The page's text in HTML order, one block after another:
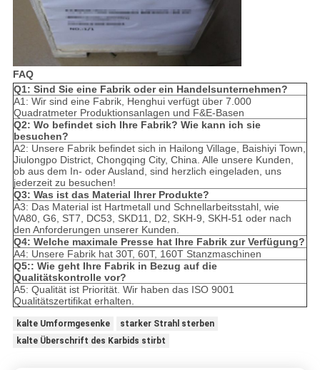
FAQ
Q1: Sind Sie eine Fabrik oder ein Handelsunternehmen?
A1: Wir sind eine Fabrik, Henghui verfügt über 7.000
Quadratmeter Produktionsanlagen und F&E-Basen
Q2: Wo befindet sich Ihre Fabrik? Wie kann ich sie
besuchen?
A2: Unsere Fabrik befindet sich in Hailong Village, Baishiyi Town,
Jiulongpo District, Chongqing City, China. Alle unsere Kunden,
ob aus dem In- oder Ausland, sind herzlich eingeladen, uns
jederzeit zu besuchen!
Q3: Was ist das Material Ihrer Produkte?
A3: Das Material ist Hartmetall und Schnellarbeitsstahl, wie
VA80, G6, ST7, DC53, SKD11, D2, SKH-9, SKH-51 oder nach
den Anforderungen unserer Kunden.
Q4: Welche maximale Presse hat Ihre Fabrik zur Verfügung?
A4: Unsere Fabrik hat 30T, 60T, 160T Stanzmaschinen
Q5:: Wie geht Ihre Fabrik in Bezug auf die
Qualitätskontrolle vor?
A5: Qualität ist Priorität. Wir haben das ISO 9001
Qualitätszertifikat erhalten.
kalte Umformgesenke
starker Strahl sterben
kalte Überschrift des Karbids stirbt